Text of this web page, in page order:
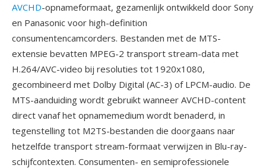
AVCHD-opnameformaat, gezamenlijk ontwikkeld door Sony
en Panasonic voor high-definition
consumentencamcorders. Bestanden met de MTS-
extensie bevatten MPEG-2 transport stream-data met
H.264/AVC-video bij resoluties tot 1920x1080,
gecombineerd met Dolby Digital (AC-3) of LPCM-audio. De
MTS-aanduiding wordt gebruikt wanneer AVCHD-content
direct vanaf het opnamemedium wordt benaderd, in
tegenstelling tot M2TS-bestanden die doorgaans naar
hetzelfde transport stream-formaat verwijzen in Blu-ray-
schijfcontexten. Consumenten- en semiprofessionele